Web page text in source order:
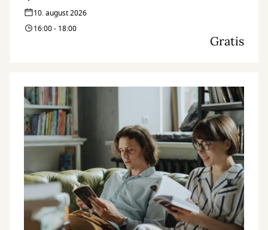
10. august 2026
16:00 - 18:00
Gratis